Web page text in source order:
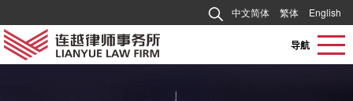
中文简体 繁体 English
导航